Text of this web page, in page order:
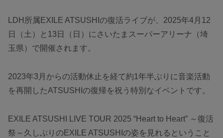
LDH所属EXILE ATSUSHIの復活ライブが、2025年4月12
日（土）と13日（日）にさいたまスーパーアリーナ（埼
玉県）で開催されます。
2023年3月からの活動休止を経て約1年半ぶりに音楽活動
を再開したATSUSHIの復帰を祝う特別なイベントです。
EXILE ATSUSHI LIVE TOUR 2025 “Heart to Heart” ～復活
祭～久しぶりのEXILE ATSUSHIの姿を見れるということ